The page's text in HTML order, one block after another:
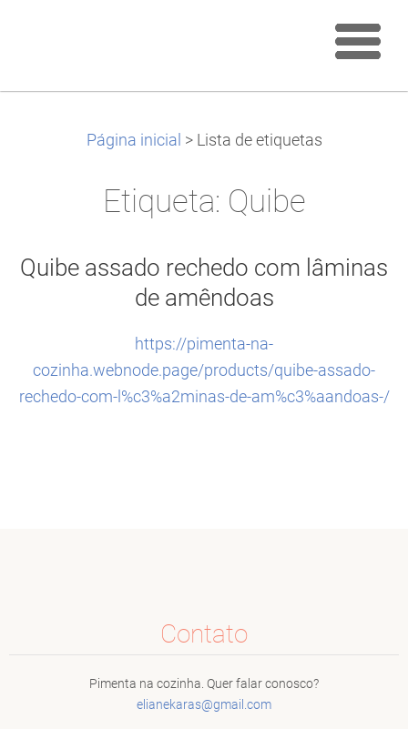
Página inicial > Lista de etiquetas
Etiqueta: Quibe
Quibe assado rechedo com lâminas
de amêndoas
https://pimenta-na-
cozinha.webnode.page/products/quibe-assado-
rechedo-com-l%c3%a2minas-de-am%c3%aandoas-/
Contato
Pimenta na cozinha. Quer falar conosco?
elianekaras@gmai l.com